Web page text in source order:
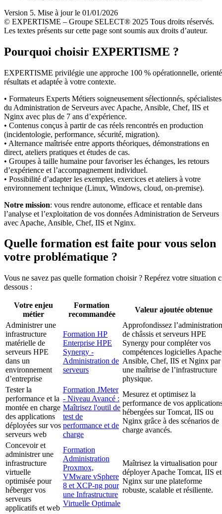
Version 5. Mise à jour le 01/01/2026
© EXPERTISME – Groupe SELECT® 2025 Tous droits réservés.
Les textes présents sur cette page sont soumis aux droits d’auteur.
Pourquoi choisir EXPERTISME ?
EXPERTISME privilégie une approche 100 % opérationnelle,
résultats et adaptée à votre contexte.
• Formateurs Experts Métiers soigneusement sélectionnés, spécialistes
du Administration de Serveurs avec Apache, Ansible, Chef, IIS et
Nginx avec plus de 7 ans d’expérience.
• Contenus conçus à partir de cas réels rencontrés en production
(incidentologie, performance, sécurité, migration).
• Alternance maîtrisée entre apports théoriques, démonstrations en
direct, ateliers pratiques et études de cas.
• Groupes à taille humaine pour favoriser les échanges, les retours
d’expérience et l’accompagnement individuel.
• Possibilité d’adapter les exemples, exercices et ateliers à votre
environnement technique (Linux, Windows, cloud, on-premise).
Notre mission: vous rendre autonome, efficace et rentable dans
l’analyse et l’exploitation de vos données Administration de Serveurs
avec Apache, Ansible, Chef, IIS et Nginx.
Quelle formation est faite pour vous selon
votre problématique ?
Vous ne savez pas quelle formation choisir ? Repérez votre situation
dessous :
Votre enjeu
métier
Formation
recommandée
Valeur ajoutée obtenue
Administrer une
infrastructure
matérielle de
serveurs HPE
dans un
environnement
d’entreprise
Formation HP
Enterprise HPE
Synergy -
Administration de
serveurs
Approfondissez l’administration
de châssis et serveurs HPE
Synergy pour compléter vos
compétences logicielles
Ansible, Chef, IIS et Nginx par
une maîtrise de l’infrastructure
physique.
Tester la
performance et la
montée en charge
des applications
déployées sur vos
serveurs web
Formation JMeter
- Niveau Avancé :
Maîtrisez l'outil de
test de
performance et de
charge
Mesurez et optimisez la
performance de vos
hébergées sur Tomcat, IIS ou
Nginx grâce à des scénarios de
charge avancés.
Concevoir et
administrer une
infrastructure
virtuelle
optimisée pour
héberger vos
serveurs
applicatifs et web
Formation
Administration
Proxmox,
VMware vSphere
8 et XCP-ng pour
une Infrastructure
Virtuelle Optimale
Maîtrisez la virtualisation pour
déployer Apache Tomcat, IIS et
Nginx sur une plateforme
robuste, scalable et résiliente.